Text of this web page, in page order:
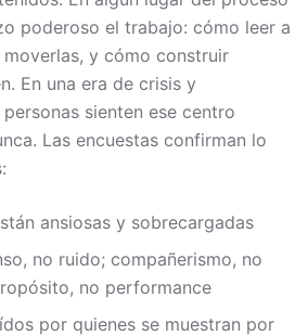
poderoso el trabajo: cómo leer a
y cómo construir
En una era de crisis y
sienten ese centro
Las encuestas confirman lo
ansiosas y sobrecargadas
no ruido; compañerismo, no
no performance
por quienes se muestran por